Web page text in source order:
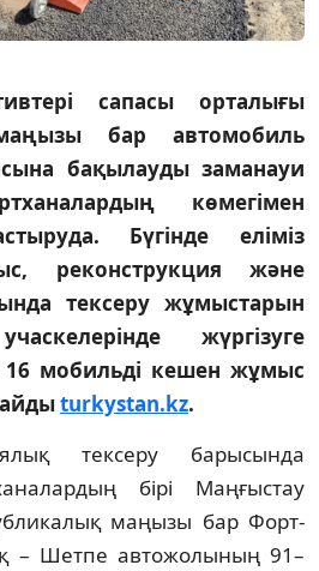
сапасы орталығы
бар автомобиль
бақылауды заманауи
көмегімен
Бүгінде еліміз
реконструкция және
тексеру жұмыстарын
жүргізуге
16 мобильді кешен жұмыс
turkystan.kz.
тексеру барысында
бірі Маңғыстау
маңызы бар Форт-
– Шетпе автожолының 91–